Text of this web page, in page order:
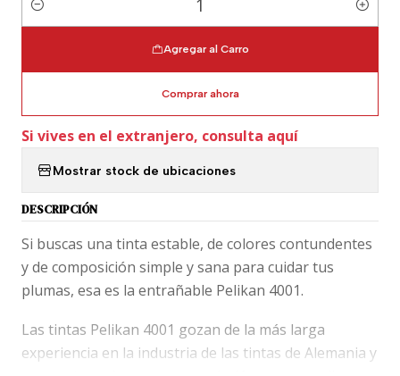
Cantidad
Agregar al Carro
Comprar ahora
Si vives en el extranjero, consulta aquí
Mostrar stock de ubicaciones
DESCRIPCIÓN
Si buscas una tinta estable, de colores contundentes
y de composición simple y sana para cuidar tus
plumas, esa es la entrañable Pelikan 4001.
Las tintas Pelikan 4001 gozan de la más larga
experiencia en la industria de las tintas de Alemania y